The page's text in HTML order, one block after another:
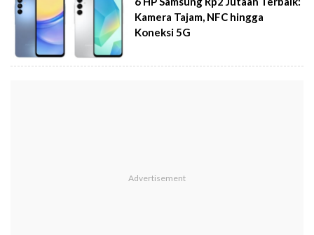
Kamera Tajam, NFC hingga
Koneksi 5G